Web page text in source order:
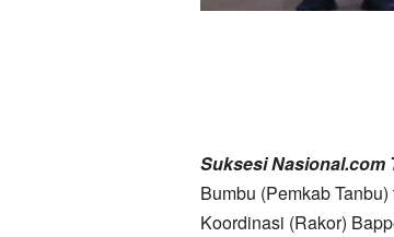
Suksesi Nasional.com
Bumbu (Pemkab
Koordinasi (Rakor)